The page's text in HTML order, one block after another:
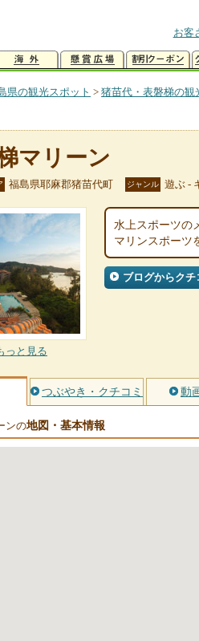
お客
県の観光スポット > 猪苗代・表磐梯の観
マリーン
福島県耶麻郡猪苗代町 ジャンル 遊ぶ -
っと見る
水上スポーツの
マリンスポーツ
ブログからクチ
つぶやき・クチコミ 動
ンの地図・基本情報